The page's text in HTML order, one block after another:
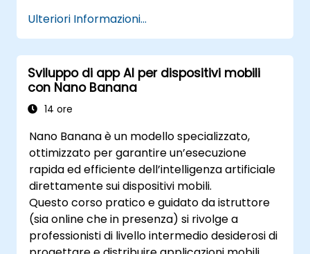
Ulteriori Informazioni...
Sviluppo di app AI per dispositivi mobili
con Nano Banana
14 ore
Nano Banana è un modello specializzato,
ottimizzato per garantire un’esecuzione
rapida ed efficiente dell’intelligenza artificiale
direttamente sui dispositivi mobili.
Questo corso pratico e guidato da istruttore
(sia online che in presenza) si rivolge a
professionisti di livello intermedio desiderosi di